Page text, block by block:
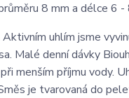
8 mm a délce 6 -
uhlím jsme
Malé denní dávky
menším příjmu vody.
je tvarovaná do